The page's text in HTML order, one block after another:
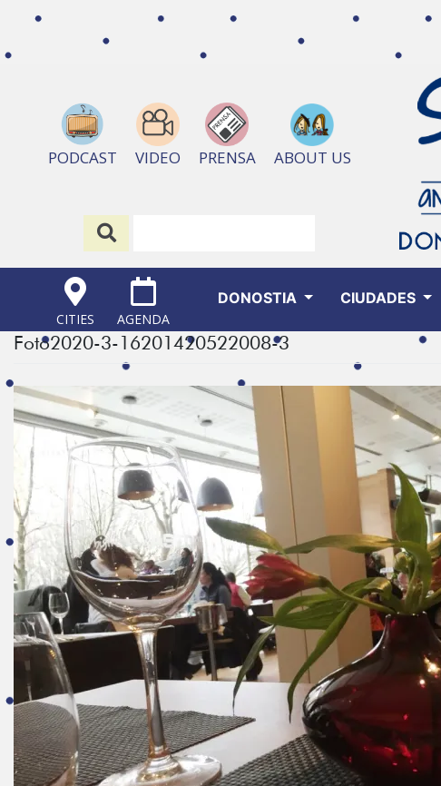
PODCAST VIDEO PRENSA ABOUT US
CITIES AGENDA
DONOSTIA CIUDADES
Foto2020-3-16201420522008-3